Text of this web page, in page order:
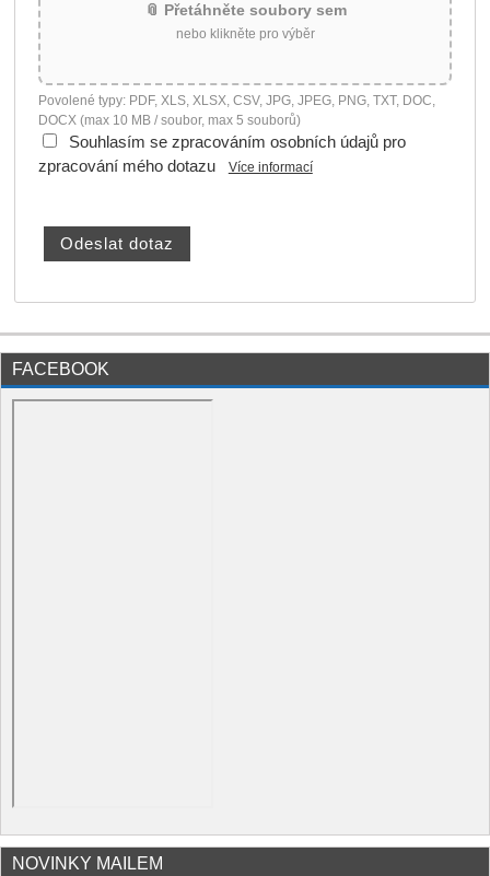
📎 Přetáhněte soubory sem
nebo klikněte pro výběr
Povolené typy: PDF, XLS, XLSX, CSV, JPG, JPEG, PNG, TXT, DOC,
DOCX (max 10 MB / soubor, max 5 souborů)
Souhlasím se zpracováním osobních údajů pro
zpracování mého dotazu
Více informací
FACEBOOK
NOVINKY MAILEM